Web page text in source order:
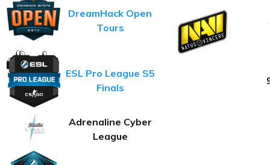
DreamHack Open
Tours
ESL Pro League S5
Finals
Adrenaline Cyber
League